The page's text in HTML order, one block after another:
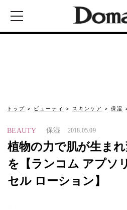
トップ ビューティ スキンケア 保湿
BEAUTY 保湿 2018.05.09
植物の力で肌が生ま
を【ランコム アプソ
セル ローション】